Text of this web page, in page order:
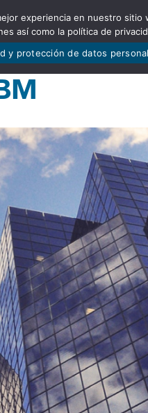
SOMOS TRANSPARENCIA
experiencia en nuestro sitio
así como la política de
y protección de datos